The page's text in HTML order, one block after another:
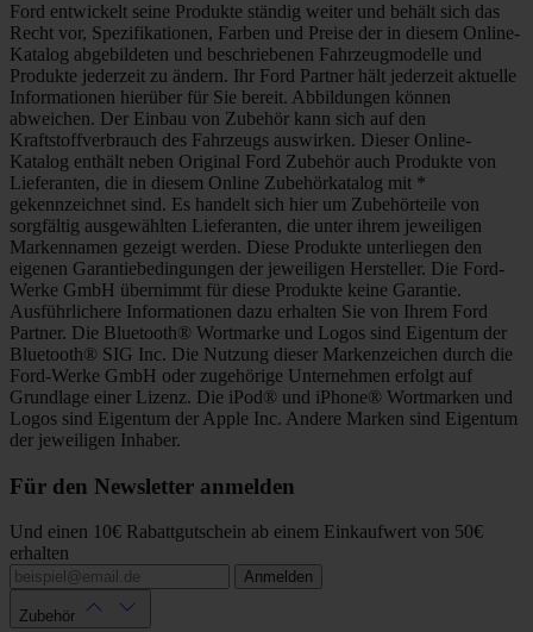
Ford entwickelt seine Produkte ständig weiter und behält sich das
Recht vor, Spezifikationen, Farben und Preise der in diesem Online-
Katalog abgebildeten und beschriebenen Fahrzeugmodelle und
Produkte jederzeit zu ändern. Ihr Ford Partner hält jederzeit aktuelle
Informationen hierüber für Sie bereit. Abbildungen können
abweichen. Der Einbau von Zubehör kann sich auf den
Kraftstoffverbrauch des Fahrzeugs auswirken. Dieser Online-
Katalog enthält neben Original Ford Zubehör auch Produkte von
Lieferanten, die in diesem Online Zubehörkatalog mit *
gekennzeichnet sind. Es handelt sich hier um Zubehörteile von
sorgfältig ausgewählten Lieferanten, die unter ihrem jeweiligen
Markennamen gezeigt werden. Diese Produkte unterliegen den
eigenen Garantiebedingungen der jeweiligen Hersteller. Die Ford-
Werke GmbH übernimmt für diese Produkte keine Garantie.
Ausführlichere Informationen dazu erhalten Sie von Ihrem Ford
Partner. Die Bluetooth® Wortmarke und Logos sind Eigentum der
Bluetooth® SIG Inc. Die Nutzung dieser Markenzeichen durch die
Ford-Werke GmbH oder zugehörige Unternehmen erfolgt auf
Grundlage einer Lizenz. Die iPod® und iPhone® Wortmarken und
Logos sind Eigentum der Apple Inc. Andere Marken sind Eigentum
der jeweiligen Inhaber.
Für den Newsletter anmelden
Und einen 10€ Rabattgutschein ab einem Einkaufwert von 50€
erhalten
Anmelden
Zubehör